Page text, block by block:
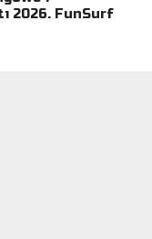
2026. FunSurf